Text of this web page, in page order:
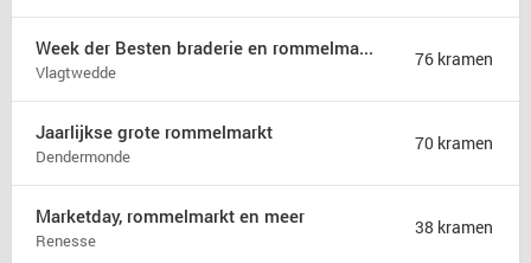
Week der Besten braderie en rommelmarkt (jaarmarkt)
Vlagtwedde
76 kramen
Jaarlijkse grote rommelmarkt
Dendermonde
70 kramen
Marketday, rommelmarkt en meer
Renesse
38 kramen